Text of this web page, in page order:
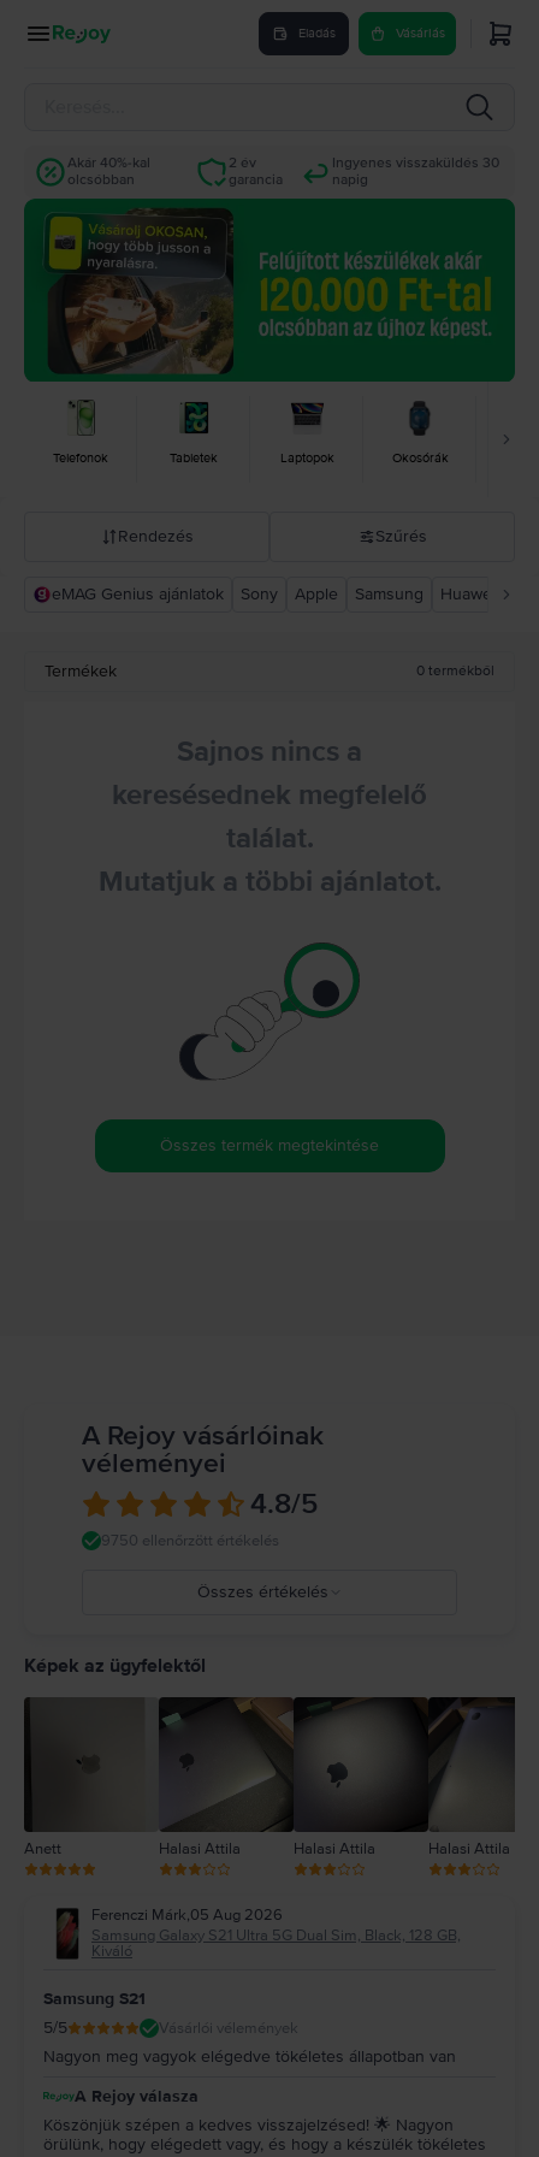
Eladás Vásárlás
Akár 40%-kal
olcsóbban
2 év
garancia
Ingyenes visszaküldés 30
napig
Telefonok Tabletek Laptopok Okosórák
Rendezés
Rejoy ajánlás
Szűrés
eMAG Genius ajánlatok Sony Apple Samsung Huawei
Termékek 0 termékből
Sajnos nincs a
keresésednek megfelelő
találat.
Mutatjuk a többi ajánlatot.
Összes termék megtekintése
A Rejoy vásárlóinak
véleményei
4.8/5
9750 ellenőrzött értékelés
Összes értékelés
2
Képek az ügyfelektől
Anett Halasi Attila Halasi Attila Halasi Attila
Ferenczi Márk,05 Aug 2026
Samsung Galaxy S21 Ultra 5G Dual Sim, Black, 128 GB,
Kiváló
Samsung S21
5/5 Vásárlói vélemények
Nagyon meg vagyok elégedve tökéletes állapotban van
A Rejoy válasza
Köszönjük szépen a kedves visszajelzésed! 🌟 Nagyon
örülünk, hogy elégedett vagy, és hogy a készülék tökéletes